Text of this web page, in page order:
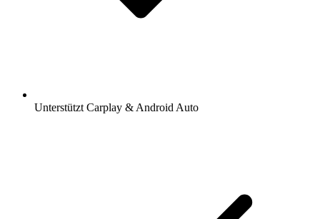
Unterstützt Carplay & Android Auto